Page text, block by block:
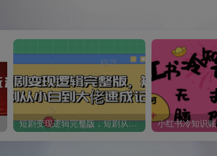
短剧变现逻辑完整版，短剧从小白到大佬速成记